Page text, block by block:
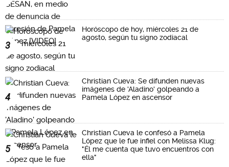
3
Horóscopo de hoy, miércoles 21 de
agosto, según tu signo zodiacal
4
Christian Cueva: Se difunden nuevas
imágenes de 'Aladino' golpeando a
Pamela López en ascensor
5
Christian Cueva le confesó a Pamela
López que le fue infiel con Melissa Klug:
"Él me cuenta que tuvo encuentros con
ella"